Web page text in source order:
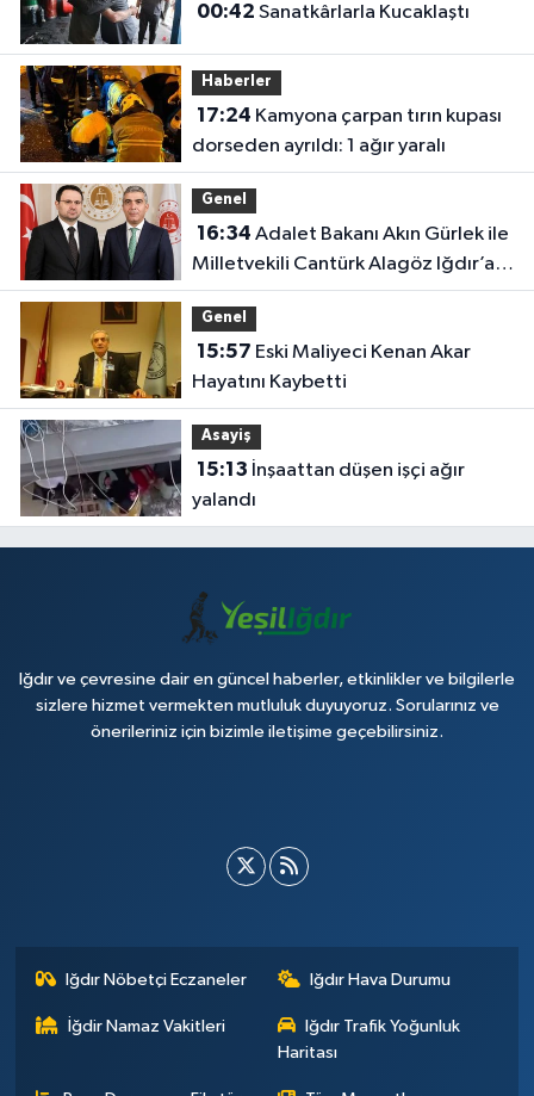
00:42 Sanatkârlarla Kucaklaştı
Haberler
17:24
dorseden ayrıldı: 1 ağır yaralı
Genel
16:34
Milletvekili Cantürk Alagöz Iğdır’a
Geliyor
Genel
15:57
Hayatını Kaybetti
Asayiş
15:13
yalandı
Iğdır ve çevresine dair en güncel haberler, etkinlikler ve bilgilerle
sizlere hizmet vermekten mutluluk duyuyoruz. Sorularınız ve
önerileriniz için bizimle iletişime geçebilirsiniz.
Iğdır Nöbetçi Eczaneler Iğdır Hava Durumu
İğdir Namaz Vakitleri
Iğdır Trafik Yoğunluk
Haritası